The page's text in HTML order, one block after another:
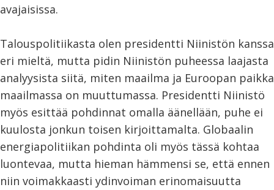
avajaisissa.
Talouspolitiikasta olen presidentti Niinistön kanssa
eri mieltä, mutta pidin Niinistön puheessa laajasta
analyysista siitä, miten maailma ja Euroopan paikka
maailmassa on muuttumassa. Presidentti Niinistö
myös esittää pohdinnat omalla äänellään, puhe ei
kuulosta jonkun toisen kirjoittamalta. Globaalin
energiapolitiikan pohdinta oli myös tässä kohtaa
luontevaa, mutta hieman hämmensi se, että ennen
niin voimakkaasti ydinvoiman erinomaisuutta